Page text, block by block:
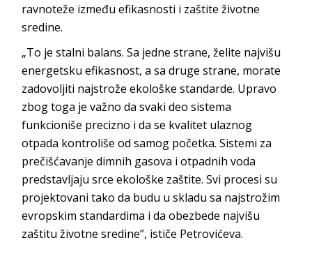
ravnoteže između efikasnosti i zaštite životne
sredine.
„To je stalni balans. Sa jedne strane, želite najvišu
energetsku efikasnost, a sa druge strane, morate
zadovoljiti najstrože ekološke standarde. Upravo
zbog toga je važno da svaki deo sistema
funkcioniše precizno i da se kvalitet ulaznog
otpada kontroliše od samog početka. Sistemi za
prečišćavanje dimnih gasova i otpadnih voda
predstavljaju srce ekološke zaštite. Svi procesi su
projektovani tako da budu u skladu sa najstrožim
evropskim standardima i da obezbede najvišu
zaštitu životne sredine”, ističe Petrovićeva.